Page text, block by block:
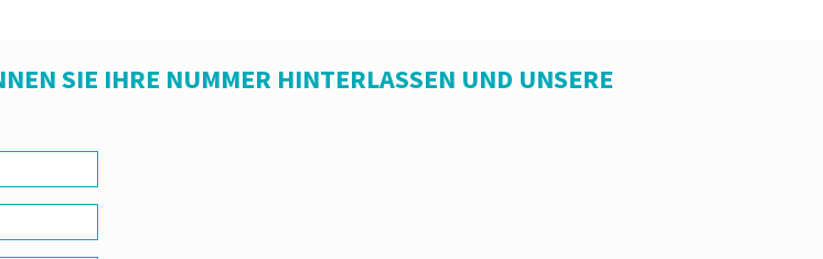
SIE IHRE NUMMER HINTERLASSEN UND UNSERE